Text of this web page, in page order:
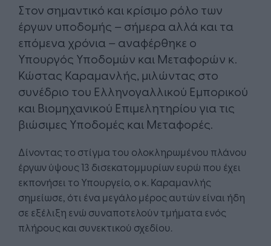
​Στον σημαντικό και κρίσιμο ρόλο των
έργων υποδομής – σήμερα αλλά και τα
επόμενα χρόνια – αναφέρθηκε ο
Υπουργός Υποδομών και Μεταφορών κ.
Κώστας Καραμανλής, μιλώντας στο
συνέδριο του Ελληνογαλλικού Εμπορικού
και Βιομηχανικού Επιμελητηρίου για τις
βιώσιμες Υποδομές και Μεταφορές.
Δίνοντας το στίγμα του ολοκληρωμένου πλάνου
έργων ύψους 13 δισεκατομμυρίων ευρώ που έχει
εκπονήσει το Υπουργείο, ο κ. Καραμανλής
σημείωσε, ότι ένα μεγάλο μέρος αυτών είναι ήδη
σε εξέλιξη ενώ συναποτελούν τμήματα ενός
πλήρους και συνεκτικού σχεδίου.